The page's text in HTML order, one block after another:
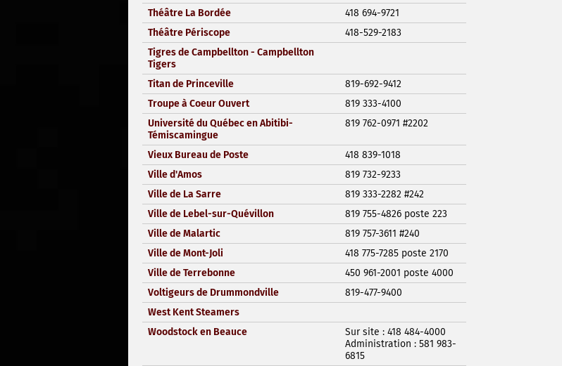
Théâtre La Bordée
418 694-9721
Théâtre Périscope
418-529-2183
Tigres de Campbellton - Campbellton
Tigers
Titan de Princeville
819-692-9412
Troupe à Coeur Ouvert
819 333-4100
Université du Québec en Abitibi-
Témiscamingue
819 762-0971 #2202
Vieux Bureau de Poste
418 839-1018
Ville d'Amos
819 732-9233
Ville de La Sarre
819 333-2282 #242
Ville de Lebel-sur-Quévillon
819 755-4826 poste 223
Ville de Malartic
819 757-3611 #240
Ville de Mont-Joli
418 775-7285 poste 2170
Ville de Terrebonne
450 961-2001 poste 4000
Voltigeurs de Drummondville
819-477-9400
West Kent Steamers
Woodstock en Beauce
Sur site : 418 484-4000
Administration : 581 983-
6815